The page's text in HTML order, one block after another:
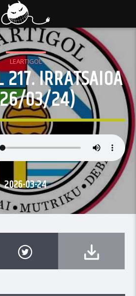
LEARTIGOL
217. IRRATSAIOA
03/24)
2026-03-24